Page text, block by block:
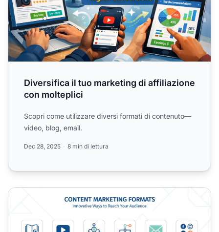
Diversifica il tuo marketing di affiliazione
con molteplici
Scopri come utilizzare diversi formati di contenuto—
video, blog, email.
Dec 28, 2025 8 min di lettura
Perché i tipi di contenuto sono importanti?